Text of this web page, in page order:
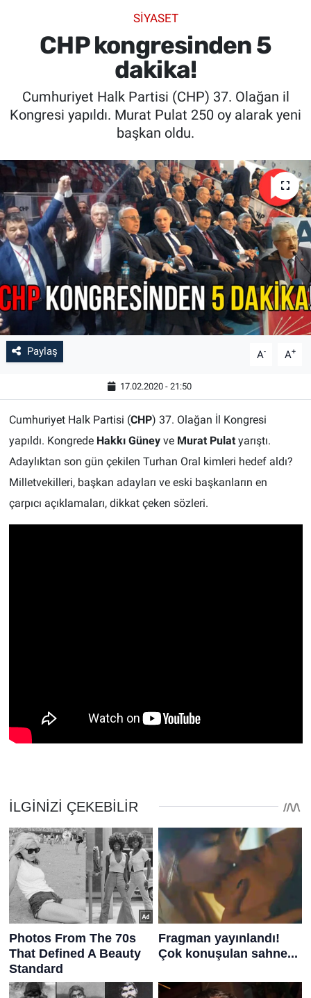
SİYASET
CHP kongresinden 5
dakika!
Cumhuriyet Halk Partisi (CHP) 37. Olağan il
Kongresi yapıldı. Murat Pulat 250 oy alarak yeni
başkan oldu.
Paylaş A- A+
17.02.2020 - 21:50
Cumhuriyet Halk Partisi (CHP) 37. Olağan İl Kongresi
yapıldı. Kongrede Hakkı Güneyve Murat Pulatyarıştı.
Adaylıktan son gün çekilen Turhan Oral kimleri hedef aldı?
Milletvekilleri, başkan adayları ve eski başkanların en
çarpıcı açıklamaları, dikkat çeken sözleri.
SAĞLIK